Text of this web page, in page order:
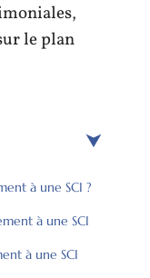
le plan
à une SCI ?
à une SCI
à une SCI